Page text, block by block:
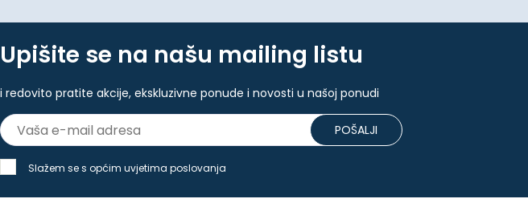
Upišite se na našu mailing listu
i redovito pratite akcije, ekskluzivne ponude i novosti u našoj ponudi
POŠALJI
Slažem se s općim uvjetima poslovanja